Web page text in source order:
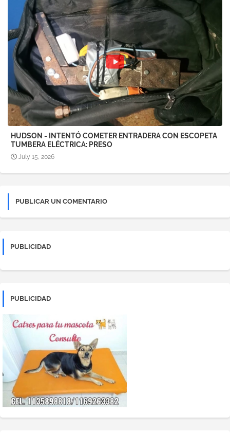
HUDSON - INTENTÓ COMETER ENTRADERA CON ESCOPETA
TUMBERA ELÉCTRICA: PRESO
July 15, 2026
PUBLICAR UN COMENTARIO
PUBLICIDAD
PUBLICIDAD